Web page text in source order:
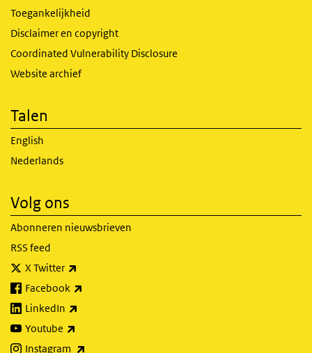
Toegankelijkheid
Disclaimer en copyright
Coordinated Vulnerability Disclosure
Website archief
Talen
English
Nederlands
Volg ons
Abonneren nieuwsbrieven
RSS feed
X Twitter
Facebook
LinkedIn
Youtube
Instagram